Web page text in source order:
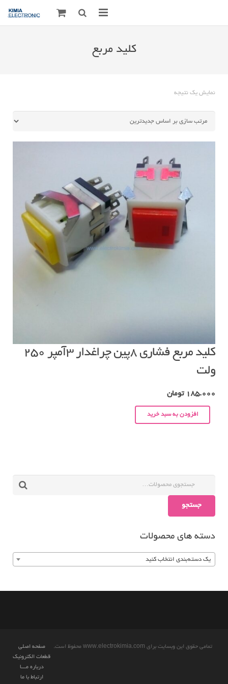
کلید مربع
نمایش یک نتیجه
کلید مربع فشاری ۸پین چراغدار ۳آمپر ۲۵۰
ولت
185.000 تومان
افزودن به سبد خرید
جستجو
دسته های محصولات
یک دسته‌بندی انتخاب کنید
صفحه اصلی
قطعات الکترونیک
درباره مـــا
ارتباط با ما
تمامی حقوق این وبسایت برای www.electrokimia.com محفوظ است.